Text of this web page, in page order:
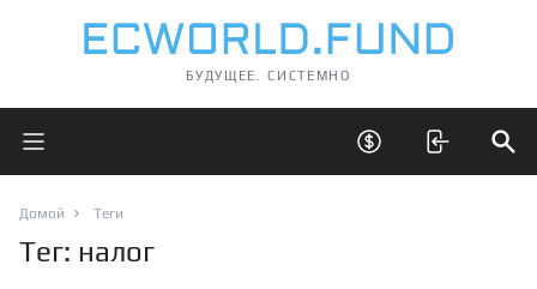
БУДУЩЕЕ. СИСТЕМНО
Открыть главное меню Открыть скрытые
Домой Теги
Тег: налог